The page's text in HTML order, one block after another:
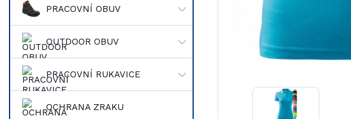
PRACOVNÍ OBUV
OUTDOOR OBUV
PRACOVNÍ RUKAVICE
OCHRANA ZRAKU